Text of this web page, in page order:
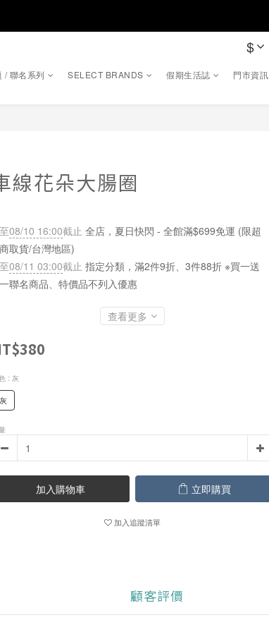
$
/ 聯名系列 SELECT BRANDS 假期生活誌 門市資訊
線花朵大腸圈
至08/10 16:00截止 全店，夏日快閃 - 全館滿$699免運 (限超
商取貨/台灣地區)
至08/11 03:00截止 指定分類，滿2件9折、3件88折 ※買一送
一聯名商品、特價品不列入優惠
查看更多
: 灰
灰
加入購物車 立即購買
加入追蹤清單
顧客評價